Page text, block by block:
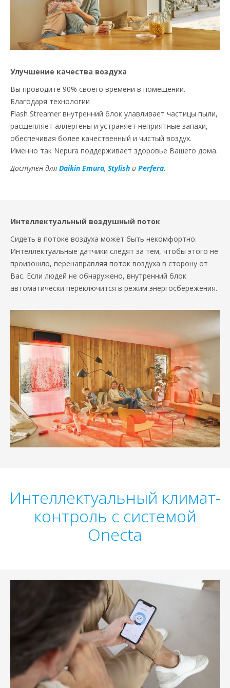
Улучшение качества воздуха
Вы проводите 90% своего времени в помещении.
Благодаря технологии
Flash Streamer внутренний блок улавливает частицы пыли,
расщепляет аллергены и устраняет неприятные запахи,
обеспечивая более качественный и чистый воздух.
Именно так Nepura поддерживает здоровье Вашего дома.
Доступен для Daikin Emura, Stylish и Perfera.
Интеллектуальный воздушный поток
Сидеть в потоке воздуха может быть некомфортно.
Интеллектуальные датчики следят за тем, чтобы этого не
произошло, перенаправляя поток воздуха в сторону от
Вас. Если людей не обнаружено, внутренний блок
автоматически переключится в режим энергосбережения.
Интеллектуальный климат-
контроль с системой
Onecta